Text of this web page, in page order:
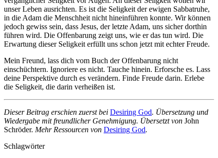
unser Leben ausrichten. Es ist die Seligkeit der ewigen Sabbatruhe,
in die Adam die Menschheit nicht hineinführen konnte. Wir können
jedoch gewiss sein, dass Jesus, der letzte Adam, uns sicher dorthin
führen wird. Die Offenbarung zeigt uns, wie er das tun wird. Die
Erwartung dieser Seligkeit erfüllt uns schon jetzt mit echter Freude.
Mein Freund, lass dich vom Buch der Offenbarung nicht
einschüchtern. Ignoriere es nicht. Tauche hinein. Erforsche es. Lass
deine Perspektive durch es verändern. Finde Freude darin. Erlebe
die Seligkeit, die darin verheißen ist.
Dieser Beitrag erschien zuerst bei Desiring God. Übersetzung und
Wiedergabe mit freundlicher Genehmigung. Übersetzt von John
Schröder. Mehr Ressourcen von Desiring God.
Schlagwörter